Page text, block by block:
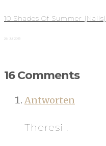
10 Shades Of Summer {Nails}
26. Juli 2013
16 Comments
Antworten
Theresi .